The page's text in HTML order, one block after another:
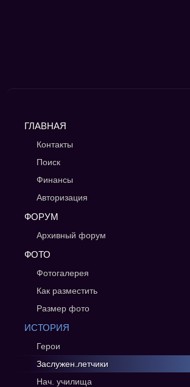
ГЛАВНАЯ
Контакты
Поиск
Финансы
Авторизация
ФОРУМ
Архивный форум
ФОТО
Фотогалерея
Как разместить
Размер фото
ИСТОРИЯ
Герои
Заслужен.летчики
Нач. училища